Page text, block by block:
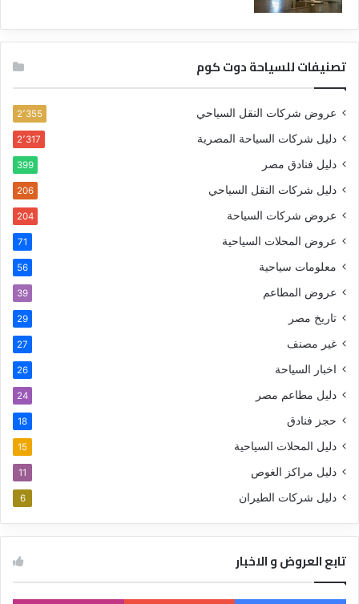
تصنيفات للسياحة دوت كوم
عروض شركات النقل السياحي 2٬355
دليل شركات السياحة المصرية 2٬317
دليل فنادق مصر 399
دليل شركات النقل السياحي 206
عروض شركات السياحة 204
عروض المحلات السياحية 71
معلومات سياحية 56
عروض المطاعم 39
تاريخ مصر 29
غير مصنف 27
اخبار السياحة 26
دليل مطاعم مصر 24
حجز فنادق 18
دليل المحلات السياحية 15
دليل مراكز الغوص 11
دليل شركات الطيران 6
تابع العروض و الاخبار